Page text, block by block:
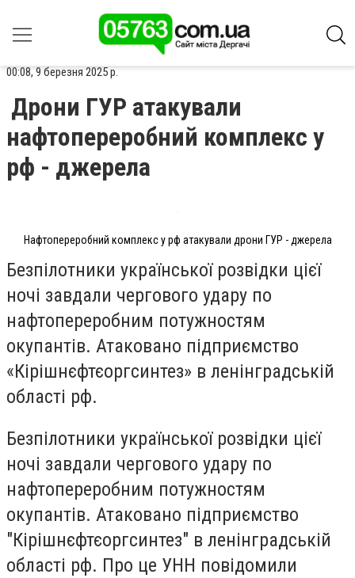
00:08, 9 березня 2025 р.
Дрони ГУР атакували
нафтопереробний комплекс у
рф - джерела
Нафтопереробний комплекс у рф атакували дрони ГУР - джерела
Безпілотники української розвідки цієї
ночі завдали чергового удару по
нафтопереробним потужностям
окупантів. Атаковано підприємство
«Кірішнєфтєоргсинтез» в ленінградській
області рф.
Безпілотники української розвідки цієї
ночі завдали чергового удару по
нафтопереробним потужностям
окупантів. Атаковано підприємство
"Кірішнєфтєоргсинтез" в ленінградській
області рф. Про це УНН повідомили